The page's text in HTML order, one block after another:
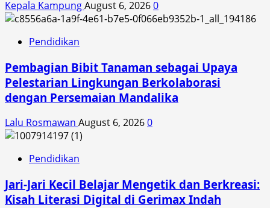
Kepala KampungAugust 6, 20260
Pendidikan
Pembagian Bibit Tanaman sebagai Upaya
Pelestarian Lingkungan Berkolaborasi
dengan Persemaian Mandalika
Lalu Rosmawan August 6, 20260
Pendidikan
Jari-Jari Kecil Belajar Mengetik dan Berkreasi:
Kisah Literasi Digital di Gerimax Indah